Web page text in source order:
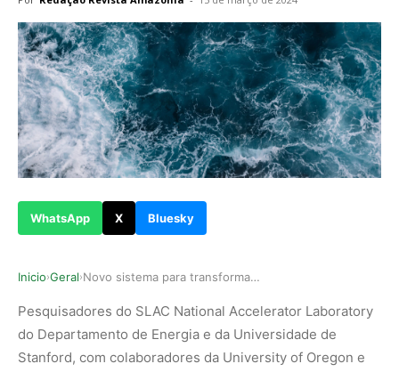
WhatsApp X Bluesky
Inicio›Geral› Novo sistema para transformar água do mar em co…
Pesquisadores do SLAC National Accelerator Laboratory
do Departamento de Energia e da Universidade de
Stanford, com colaboradores da University of Oregon e